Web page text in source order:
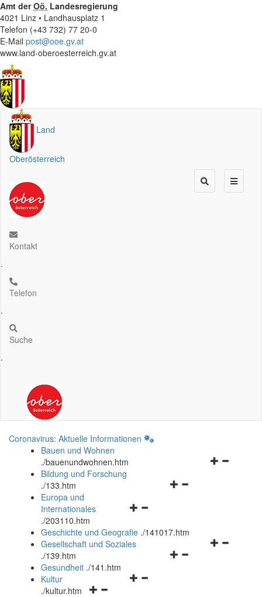
Amt derOö. Landesregierung
4021 Linz • Landhausplatz 1
Telefon (+43 732) 77 20-0
E-Mail post@ooe.gv.at
www.land-oberoesterreich.gv.at
Land
Oberösterreich
Kontakt
.
Telefon
.
Suche
.
Coronavirus: Aktuelle Informationen
Bauen und Wohnen
./bauenundwohnen.htm
Navigationsmenü
Bildung und Forschung
./133.htm
Navigationsmenü
und
schließen
Europa und
Internationales
./203110.htm
Geschichte und Geografie ./141017.htm
Navigationsmenü
Gesellschaft und Soziales
./139.htm
Navigationsmenü
Gesundheit ./141.htm
Navigationsmenü
Kultur
./kultur.htm